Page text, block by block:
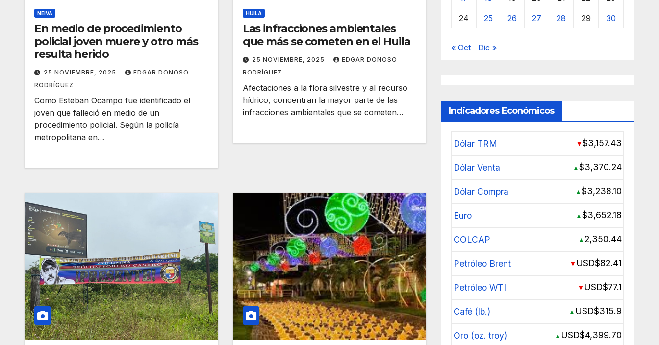
NEIVA
En medio de procedimiento
policial joven muere y otro más
resulta herido
25 NOVIEMBRE, 2025
EDGAR DONOSO
RODRÍGUEZ
Como Esteban Ocampo fue identificado el
joven que falleció en medio de un
procedimiento policial. Según la policía
metropolitana en…
HUILA
Las infracciones ambientales
que más se cometen en el Huila
25 NOVIEMBRE, 2025
EDGAR DONOSO
RODRÍGUEZ
Afectaciones a la flora silvestre y al recurso
hídrico, concentran la mayor parte de las
infracciones ambientales que se cometen…
24 25 26 27 28 29 30
« Oct Dic »
Indicadores Económicos
Dólar TRM ▼$3,157.43
Dólar Venta ▲$3,370.24
Dólar Compra ▲$3,238.10
Euro ▲$3,652.18
COLCAP ▲ 2,350.44
Petróleo Brent ▼ USD$82.41
Petróleo WTI ▼ USD$77.1
Café (lb.) ▲ USD$315.9
Oro (oz. troy) ▲ USD$4,399.70